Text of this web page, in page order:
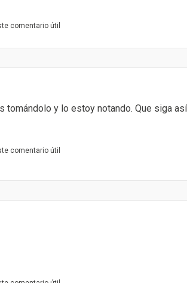
comentario útil
tomándolo y lo estoy notando. Que siga
comentario útil